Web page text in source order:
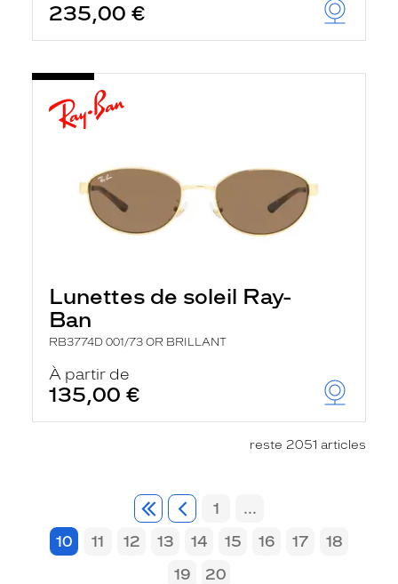
235,00 €
Lunettes de soleil Ray-
Ban
RB3774D 001/73 OR BRILLANT
À partir de
135,00 €
reste 2051 articles
1
...
10
11 12 13 14 15 16 17
18
19
20